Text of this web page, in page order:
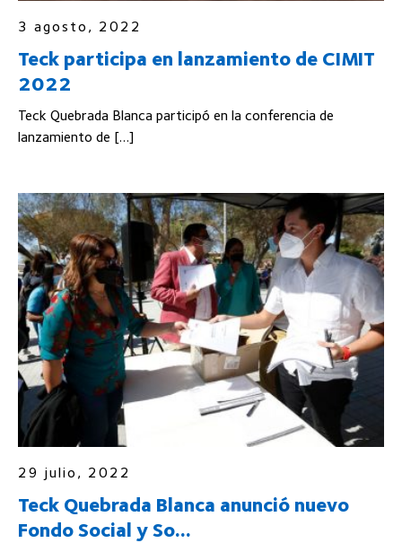
3 agosto, 2022
Teck participa en lanzamiento de CIMIT
2022
Teck Quebrada Blanca participó en la conferencia de
lanzamiento de […]
29 julio, 2022
Teck Quebrada Blanca anunció nuevo
Fondo Social y So...